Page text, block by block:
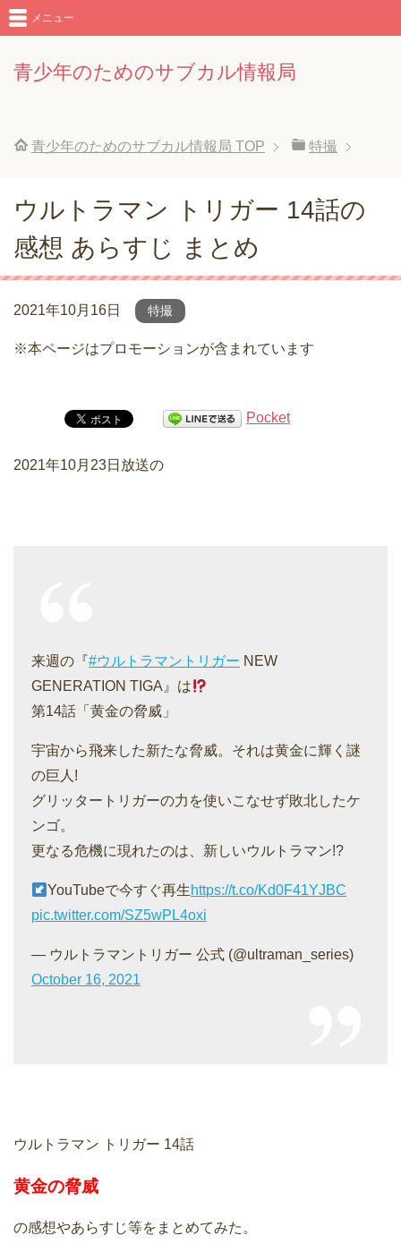
青少年のためのサブカル情報局
メニュー
青少年のためのサブカル情報局 TOP 特撮
ウルトラマン トリガー 14話の
感想 あらすじ まとめ
2021年10月16日 特撮
※本ページはプロモーションが含まれています
Pocket
2021年10月23日放送の
来週の『#ウルトラマントリガー NEW
GENERATION TIGA』は
第14話「黄金の脅威」
宇宙から飛来した新たな脅威。それは黄金に輝く謎
の巨人!
グリッタートリガーの力を使いこなせず敗北したケ
ンゴ。
更なる危機に現れたのは、新しいウルトラマン!?
YouTubeで今すぐ再生https://t.co/Kd0F41YJBC
pic.twitter.com/SZ5wPL4oxi
— ウルトラマントリガー 公式 (@ultraman_series)
October 16, 2021
ウルトラマン トリガー 14話
黄金の脅威
の感想やあらすじ等をまとめてみた。